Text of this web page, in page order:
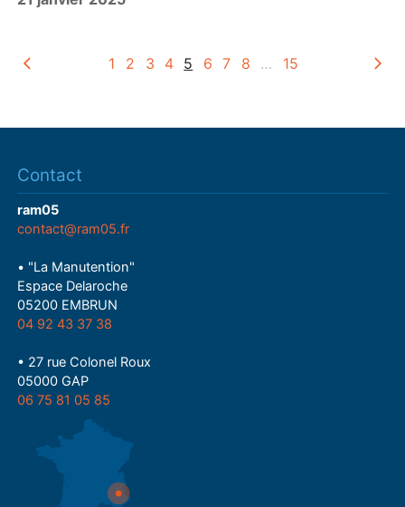
a
1 2 3 4 5 6 7 8 … 15
Contact
ram05
contact@ram05.fr
• "La Manutention"
Espace Delaroche
05200 EMBRUN
04 92 43 37 38
• 27 rue Colonel Roux
05000 GAP
06 75 81 05 85